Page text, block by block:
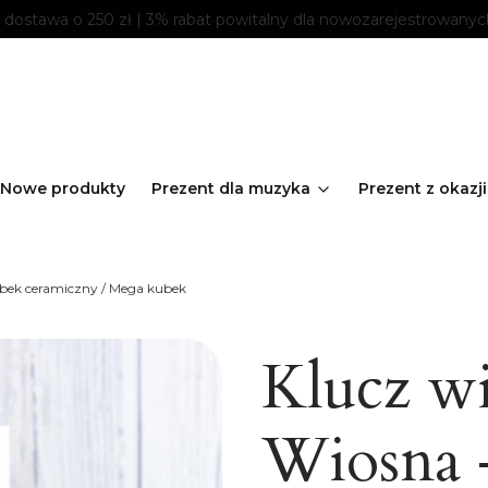
o 250 zł | 3% rabat powitalny dla
Nowe produkty Prezent dla muzyka Prezent z okazji
ceramiczny / Mega kubek
Klucz
Wiosna